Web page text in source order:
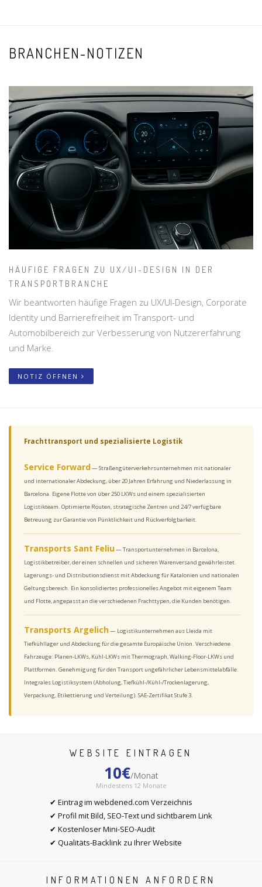
BRANCHEN-NOTIZEN
HÄUFIGE FRAGEN ZU UX/UI-DESIGN IN DER
TRANSPORTBRANCHE
Wir beantworten häufige Fragen zu UX/UI-Design, Corporate
Identity und Barrierefreiheit im Transport- und
Automobilbereich zur Verbesserung von Nutzererfahrung
und Marke.
NOTIZ ÖFFNEN
Frachttransport und spezialisierte Logistik
Service Forward— Straßengüterverkehrsunternehmen mit nationaler
und internationaler Abdeckung, über 20 Jahren Erfahrung und Niederlassung in
Barcelona. Eigene Flotte von über 250 LKWs und einem spezialisierten
Logistikteam. Optimierte Routen, strategische Zentren und 24/7 verfügbare
Betreuung zur Garantie von Pünktlichkeit und Rückverfolgbarkeit.
Transports Sant Feliu— Transportunternehmen in Barcelona,
Logistikbetreiber, der einen schnellen und sicheren Warenversand gewährleistet.
Lagerungs- und Distributionsdienst mit Abdeckung für Katalonien und nationalen
Geltungsbereich. Ein konsolidiertes professionelles Angebot mit eigenem Team
und Flotte, angepasst an die verschiedenen Frachttypen, die Kunden benötigen.
Transports Argelich— Logistikunternehmen aus Lleida mit
Tiefkühllager und Abdeckung für die gesamte Europäische Union. Verschiedene
Fahrzeuge: Planen-LKWs, Kühl-LKWs mit Thermograph, Walking-Floor-LKWs und
Plattformen. Genehmigung für den Transport ungefährlicher Lebensmittelabfälle.
Integrales Logistiksystem (Abholung, Tiefkühl-/Kühl-/Trockenlagerung,
Verpackung, Etikettierung und Verteilung). SAE-Zertifikat Stufe 3.
WEBSITE EINTRAGEN
10€/Monat
Mindestens 12 Monate
✔ Eintrag im webdened.com Verzeichnis
✔ Profil mit Bild, SEO-Text und sichtbarem Link
✔ Kostenloser Mini-SEO-Audit
✔ Qualitäts-Backlink zu Ihrer Website
INFORMATIONEN ANFORDERN